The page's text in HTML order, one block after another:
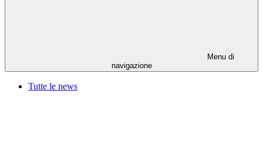
Menu di
navigazione
Tutte le news